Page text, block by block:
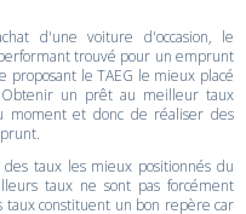
d'une voiture d'occasion, le
trouvé pour un emprunt
le TAEG le mieux placé
un prêt au meilleur taux
et donc de réaliser des
taux les mieux positionnés du
taux ne sont pas forcément
taux constituent un bon repère car